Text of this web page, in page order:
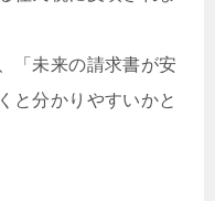
「未来の請求書が安
と分かりやすいかと